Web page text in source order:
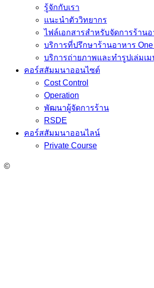
รู้จักกับเรา
แนะนำตัววิทยากร
ไฟล์เอกสารสำหรับจัดการร้านอ
บริการที่ปรึกษาร้านอาหาร One
บริการถ่ายภาพและทำรูปเล่มเ
คอร์สสัมมนาออนไซต์
Cost Control
Operation
พัฒนาผู้จัดการร้าน
RSDE
คอร์สสัมมนาออนไลน์
Private Course
©